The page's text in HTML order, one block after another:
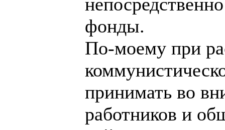
фонды.
По-моему при
принимать во
работников и